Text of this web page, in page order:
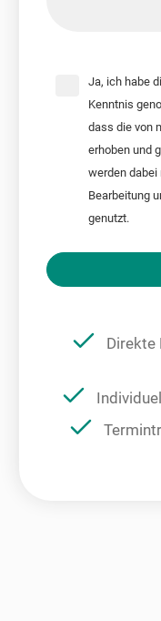
Ja, ich habe
Kenntnis
dass die von
erhoben und
werden dabei
Bearbeitung
genutzt.
Bitte nicht
Direkte